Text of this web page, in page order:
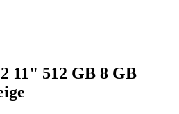
11" 512 GB 8 GB